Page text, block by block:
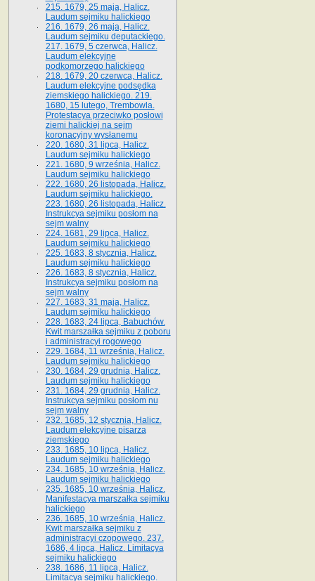
215. 1679, 25 maja, Halicz.
Laudum sejmiku halickiego
216. 1679, 26 maja, Halicz.
Laudum sejmiku deputackiego.
217. 1679, 5 czerwca, Halicz.
Laudum elekcyjne
podkomorzego halickiego
218. 1679, 20 czerwca, Halicz.
Laudum elekcyjne podsędka
ziemskiego halickiego. 219.
1680, 15 lutego, Trembowla.
Protestacya przeciwko posłowi
ziemi halickiej na sejm
koronacyjny wysłanemu
220. 1680, 31 lipca, Halicz.
Laudum sejmiku halickiego
221. 1680, 9 września, Halicz.
Laudum sejmiku halickiego
222. 1680, 26 listopada, Halicz.
Laudum sejmiku halickiego.
223. 1680, 26 listopada, Halicz.
Instrukcya sejmiku posłom na
sejm walny
224. 1681, 29 lipca, Halicz.
Laudum sejmiku halickiego
225. 1683, 8 stycznia, Halicz.
Laudum sejmiku halickiego
226. 1683, 8 stycznia, Halicz.
Instrukcya sejmiku posłom na
sejm walny
227. 1683, 31 maja, Halicz.
Laudum sejmiku halickiego
228. 1683, 24 lipca, Babuchów.
Kwit marszałka sejmiku z poboru
i administracyi rogowego
229. 1684, 11 września, Halicz.
Laudum sejmiku halickiego
230. 1684, 29 grudnia, Halicz.
Laudum sejmiku halickiego
231. 1684, 29 grudnia, Halicz.
Instrukcya sejmiku posłom nu
sejm walny
232. 1685, 12 stycznia, Halicz.
Laudum elekcyjne pisarza
ziemskiego
233. 1685, 10 lipca, Halicz.
Laudum sejmiku halickiego
234. 1685, 10 września, Halicz.
Laudum sejmiku halickiego
235. 1685, 10 września, Halicz.
Manifestacya marszałka sejmiku
halickiego
236. 1685, 10 września, Halicz.
Kwit marszałka sejmiku z
administracyi czopowego. 237.
1686, 4 lipca, Halicz. Limitacya
sejmiku halickiego
238. 1686, 11 lipca, Halicz.
Limitacya sejmiku halickiego.